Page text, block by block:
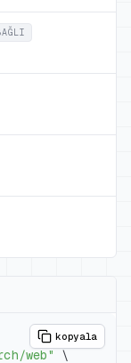
kopyala
web"
\